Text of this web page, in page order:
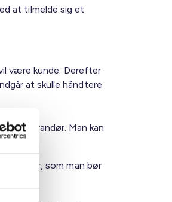
at tilmelde sig et
være kunde. Derefter
at skulle håndtere
elleverandør. Man kan
som man bør